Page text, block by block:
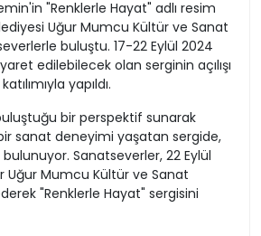
"Renklerle Hayat" adlı resim
Uğur Mumcu Kültür ve Sanat
buluştu. 17-22 Eylül 2024
edilebilecek olan serginin açılışı
yapıldı.
bir perspektif sunarak
sanat deneyimi yaşatan sergide,
bulunuyor. Sanatseverler, 22 Eylül
Uğur Mumcu Kültür ve Sanat
"Renklerle Hayat" sergisini